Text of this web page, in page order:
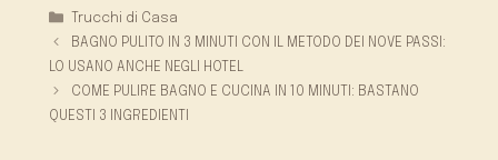
Categorie
Trucchi di Casa
BAGNO PULITO IN 3 MINUTI CON IL METODO DEI NOVE PASSI:
LO USANO ANCHE NEGLI HOTEL
COME PULIRE BAGNO E CUCINA IN 10 MINUTI: BASTANO
QUESTI 3 INGREDIENTI